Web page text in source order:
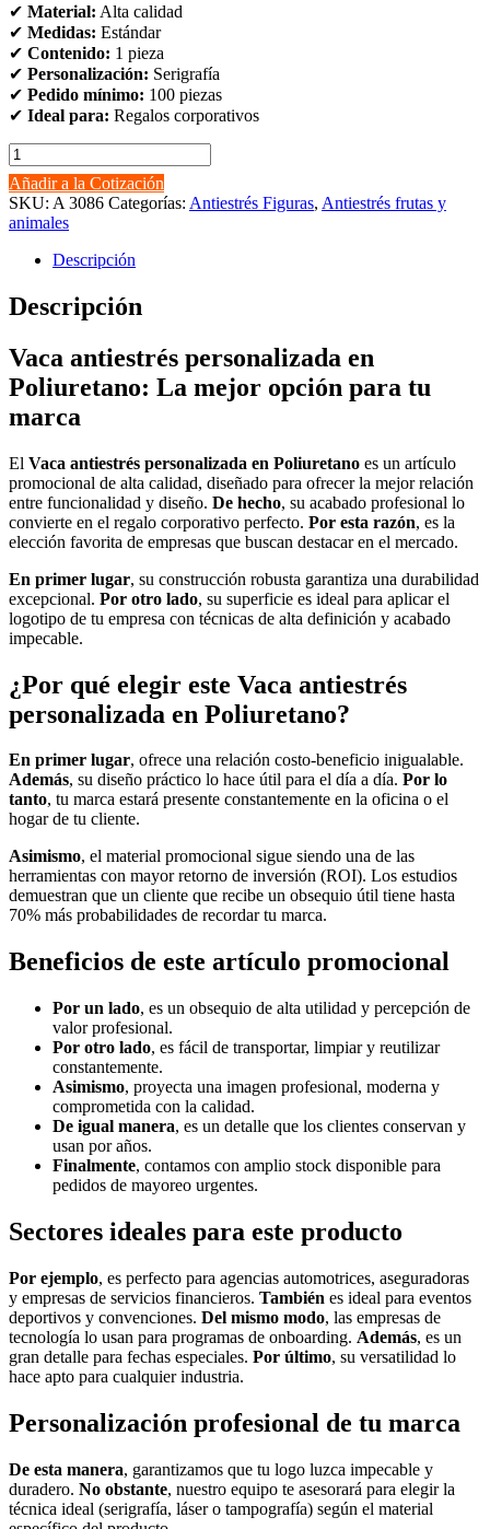
✔ Material: Alta calidad
✔ Medidas: Estándar
✔ Contenido: 1 pieza
✔ Personalización: Serigrafía
✔ Pedido mínimo: 100 piezas
✔ Ideal para: Regalos corporativos
Vaca
antiestrés
personalizada
en
Poliuretano
cantidad
Añadir a la Cotización
SKU: A 3086 Categorías: Antiestrés Figuras, Antiestrés frutas y
animales
Descripción
Descripción
Vaca antiestrés personalizada en
Poliuretano: La mejor opción para tu
marca
El Vaca antiestrés personalizada en Poliuretano es un artículo
promocional de alta calidad, diseñado para ofrecer la mejor relación
entre funcionalidad y diseño. De hecho, su acabado profesional lo
convierte en el regalo corporativo perfecto. Por esta razón, es la
elección favorita de empresas que buscan destacar en el mercado.
En primer lugar, su construcción robusta garantiza una durabilidad
excepcional. Por otro lado, su superficie es ideal para aplicar el
logotipo de tu empresa con técnicas de alta definición y acabado
impecable.
¿Por qué elegir este Vaca antiestrés
personalizada en Poliuretano?
En primer lugar, ofrece una relación costo-beneficio inigualable.
Además, su diseño práctico lo hace útil para el día a día. Por lo
tanto, tu marca estará presente constantemente en la oficina o el
hogar de tu cliente.
Asimismo, el material promocional sigue siendo una de las
herramientas con mayor retorno de inversión (ROI). Los estudios
demuestran que un cliente que recibe un obsequio útil tiene hasta
70% más probabilidades de recordar tu marca.
Beneficios de este artículo promocional
Por un lado, es un obsequio de alta utilidad y percepción de
valor profesional.
Por otro lado, es fácil de transportar, limpiar y reutilizar
constantemente.
Asimismo, proyecta una imagen profesional, moderna y
comprometida con la calidad.
De igual manera, es un detalle que los clientes conservan y
usan por años.
Finalmente, contamos con amplio stock disponible para
pedidos de mayoreo urgentes.
Sectores ideales para este producto
Por ejemplo, es perfecto para agencias automotrices, aseguradoras
y empresas de servicios financieros. También es ideal para eventos
deportivos y convenciones. Del mismo modo, las empresas de
tecnología lo usan para programas de onboarding. Además, es un
gran detalle para fechas especiales. Por último, su versatilidad lo
hace apto para cualquier industria.
Personalización profesional de tu marca
De esta manera, garantizamos que tu logo luzca impecable y
duradero. No obstante, nuestro equipo te asesorará para elegir la
técnica ideal (serigrafía, láser o tampografía) según el material